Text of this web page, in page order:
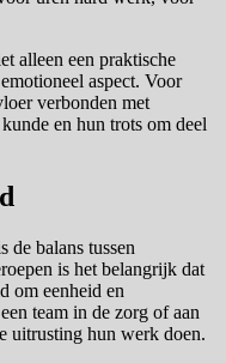
alleen een praktische
aspect. Voor
verbonden met
en hun trots om deel
de balans tussen
is het belangrijk dat
om eenheid en
team in de zorg of aan
uitrusting hun werk doen.